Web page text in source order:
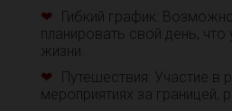
Гибкий график:
планировать свой день,
жизни.
Путешествия: Участие в
мероприятиях за границей,